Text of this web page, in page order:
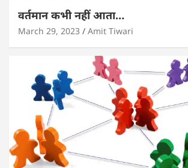
वर्तमान कभी नहीं आता…
March 29, 2023 Amit Tiwari